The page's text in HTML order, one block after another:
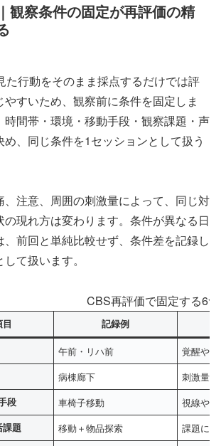
観察条件の固定が再評価の精
た行動をそのまま採点するだけでは評
すいため、観察前に条件を固定しま
時間帯・環境・移動手段・観察課題・声
、同じ条件を1セッションとして扱う
、注意、周囲の刺激量によって、同じ対
現れ方は変わります。条件が異なる日
、前回と単純比較せず、条件差を記録し
て扱います。
CBS再評価で固定する6
記録例
午前・リハ前 覚醒や
病棟廊下 刺激量
段 車椅子移動 視線や
課題 移動＋物品探索 課題に